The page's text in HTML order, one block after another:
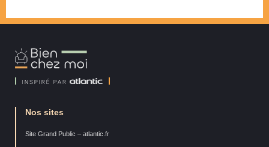
Bien
Chez
Nos sites
Site Grand Public – atlantic.fr